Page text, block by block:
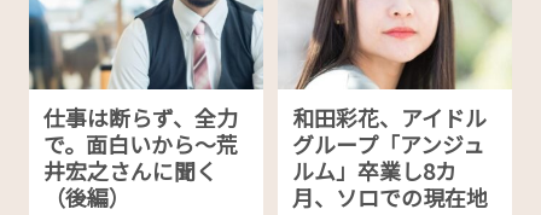
仕事は断らず、全力
で。面白いから〜荒
井宏之さんに聞く
（後編）
和田彩花、アイドル
グループ「アンジュ
ルム」卒業し8カ
月、ソロでの現在地